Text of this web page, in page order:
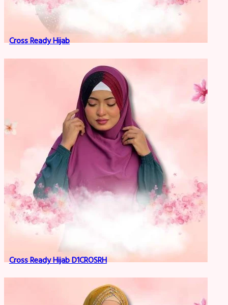
Cross Ready Hijab
Cross Ready Hijab D1CROSRH